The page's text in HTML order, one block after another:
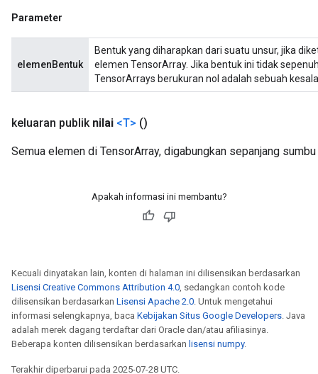
Parameter
elemenBentuk
Bentuk yang diharapkan dari suatu unsur, jika
elemen TensorArray. Jika bentuk ini tidak
TensorArrays berukuran nol adalah sebuah
keluaran publik nilai <T> ()
Semua elemen di TensorArray, digabungkan sepanjang
Apakah informasi ini membantu?
Kecuali dinyatakan lain, konten di halaman ini dilisensikan berdasarkan
Lisensi Creative Commons Attribution 4.0, sedangkan contoh kode
dilisensikan berdasarkan Lisensi Apache 2.0. Untuk mengetahui
informasi selengkapnya, baca Kebijakan Situs Google Developers. Java
adalah merek dagang terdaftar dari Oracle dan/atau afiliasinya.
Beberapa konten dilisensikan berdasarkan lisensi numpy.
Terakhir diperbarui pada 2025-07-28 UTC.